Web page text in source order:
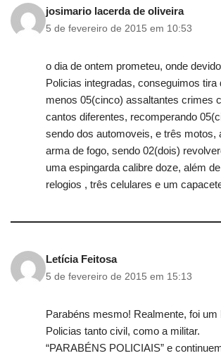
josimario lacerda de oliveira
5 de fevereiro de 2015 em 10:53
o dia de ontem prometeu, onde
Policias integradas, conseguimos tira
menos 05(cinco) assaltantes crimes
cantos diferentes, recomperando
sendo dos automoveis, e três motos,
arma de fogo, sendo 02(dois)
uma espingarda calibre doze, além
relogios , três celulares e um
Letícia Feitosa
5 de fevereiro de 2015 em 15:13
Parabéns mesmo! Realmente, foi um
Policias tanto civil, como a militar.
“PARABÉNS POLICIAIS” e